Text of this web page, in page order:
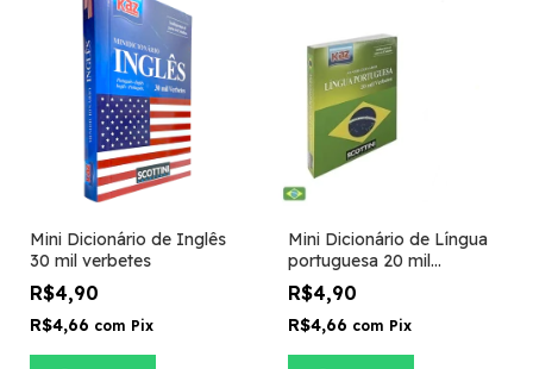
Mini Dicionário de Inglês
30 mil verbetes
R$4,90
R$4,66 com Pix
Mini Dicionário de Língua
portuguesa 20 mil
verbetes
R$4,90
R$4,66 com Pix